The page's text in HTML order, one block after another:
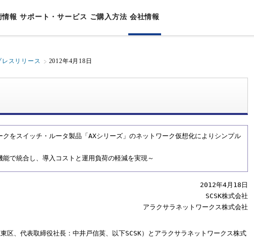
業種・⽤途別ソリューション
通信事業者
⾃治体
鉄道
制御システム
セキュリティ
省電⼒
スイッチ
無線LAN製品
情報
製品マニュアル
他社相互接続情報
サポート・サービス
製品サポート
ALAXALA遠隔監視サービス
8年保証サービス
ロングライフソリューション
ご購⼊⽅法 会社情報
代表取締役挨拶
事業内容
レスリリース 2012年4月18日
をスイッチ・ルータ製品「AXシリーズ」のネットワーク仮想化によりシンプル
で統合し、導入コストと運用負荷の軽減を実現～
2012年4月18日
SCSK株式会社
アラクサラネットワークス株式会社
区、代表取締役社長：中井戸信英、以下SCSK）とアラクサラネットワークス株式